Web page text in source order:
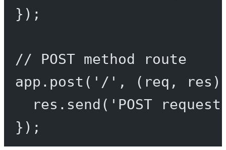
});
// POST method route
app. post ( '/' , ( req , res
res. send ( 'POST
});